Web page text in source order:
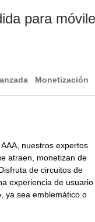
para
Monetización
nuestros expertos
atraen, monetizan de
de circuitos de
experiencia de usuario
ya sea emblemático o